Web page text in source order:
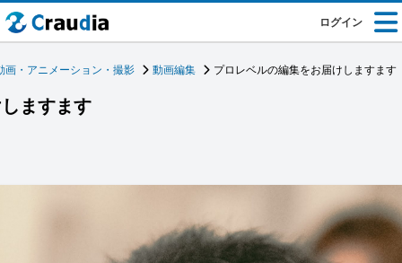
ログイン
画・アニメーション・撮影 動画編集 プロレベルの編集をお届けしますます
ますます